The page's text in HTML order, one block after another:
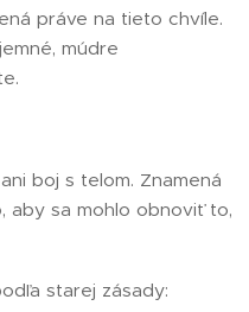
práve na tieto chvíle.
múdre
boj s telom. Znamená
aby sa mohlo obnoviť to,
starej zásady: